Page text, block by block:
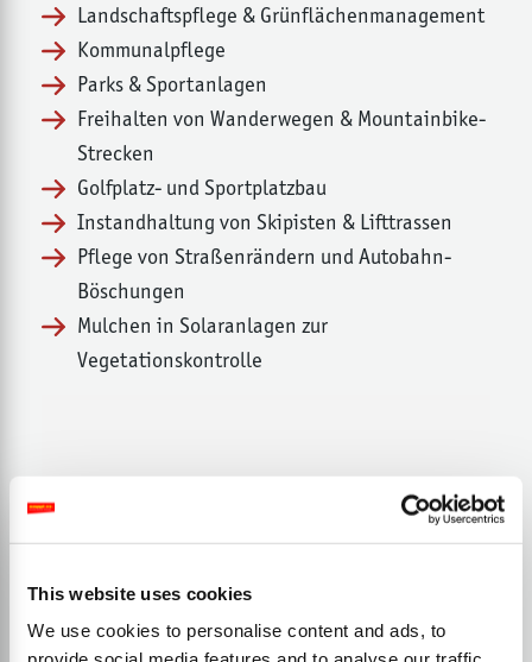
This website uses cookies
We use cookies to personalise content and ads, to
Landschaftspflege & Grünflächenmanagement
Kommunalpflege
Parks & Sportanlagen
Freihalten von Wanderwegen & Mountainbike-
Strecken
Golfplatz- und Sportplatzbau
Instandhaltung von Skipisten & Lifttrassen
Pflege von Straßenrändern und Autobahn-
Böschungen
Mulchen in Solaranlagen zur
Vegetationskontrolle